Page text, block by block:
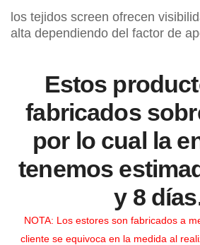
los tejidos screen ofrecen
alta dependiendo del factor de
Estos
fabricados
por lo cual la
tenemos
y 8
NOTA: Los estores son fabricados a
cliente se equivoca en la medida al